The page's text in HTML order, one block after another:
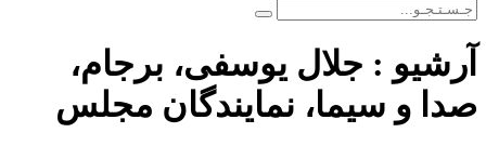
آرشیو : جلال یوسفی، برجام،
صدا و سیما، نمایندگان مجلس